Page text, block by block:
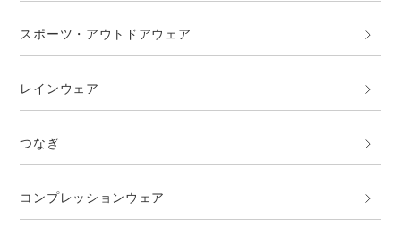
スポーツ・アウトドアウェア
レインウェア
つなぎ
コンプレッションウェア